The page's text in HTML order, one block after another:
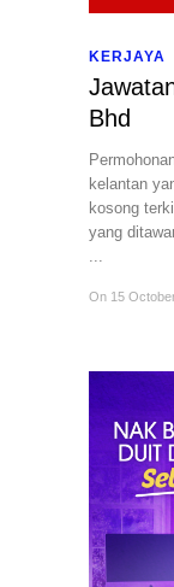
KERJAYA
Bhd
kelantan
kosong
yang
...
On 15